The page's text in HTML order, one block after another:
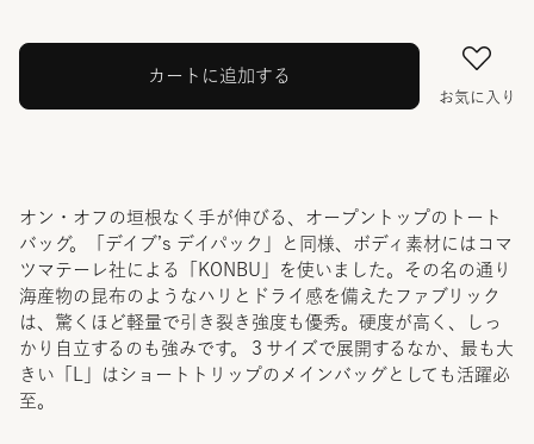
カートに追加する
お気に入り
オン・オフの垣根なく手が伸びる、オープントップのトート
バッグ。「デイブ’s デイパック」と同様、ボディ素材にはコマ
ツマテーレ社による「KONBU」を使いました。その名の通り
海産物の昆布のようなハリとドライ感を備えたファブリック
は、驚くほど軽量で引き裂き強度も優秀。硬度が高く、しっ
かり自立するのも強みです。３サイズで展開するなか、最も大
きい「L」はショートトリップのメインバッグとしても活躍必
至。